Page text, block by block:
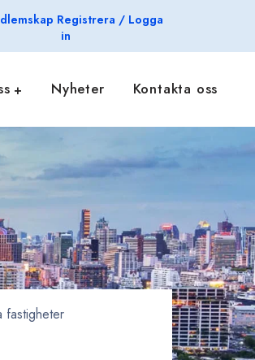
Registrera / Logga
in
Nyheter Kontakta oss
fastigheter